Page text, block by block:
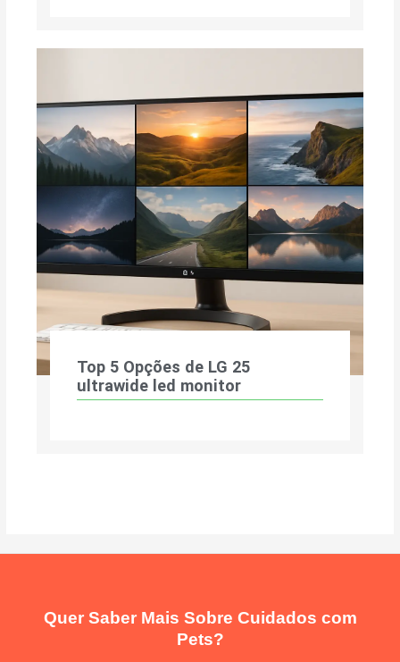
Top 5 Opções de LG 25
ultrawide led monitor
Quer Saber Mais Sobre Cuidados com
Pets?